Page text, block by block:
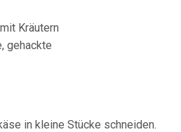
Kräutern
gehackte
in kleine Stücke schneiden.